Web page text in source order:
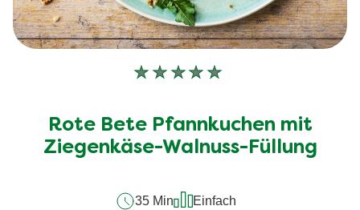
Keine
für
dieses
Rote Bete Pfannkuchen mit
Ziegenkäse-Walnuss-Füllung
35 Min
Einfach